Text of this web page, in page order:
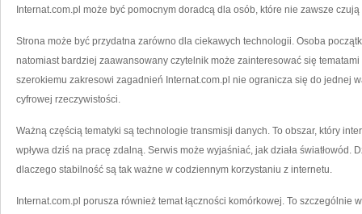
Internat.com.pl może być pomocnym doradcą dla osób, które nie zawsze
Strona może być przydatna zarówno dla ciekawych technologii. Osoba
natomiast bardziej zaawansowany czytelnik może zainteresować się
szerokiemu zakresowi zagadnień Internat.com.pl nie ogranicza się do jednej
cyfrowej rzeczywistości.
Ważną częścią tematyki są technologie transmisji danych. To obszar, który
wpływa dziś na pracę zdalną. Serwis może wyjaśniać, jak działa światłowód.
dlaczego stabilność są tak ważne w codziennym korzystaniu z internetu.
Internat.com.pl porusza również temat łączności komórkowej. To szczególnie